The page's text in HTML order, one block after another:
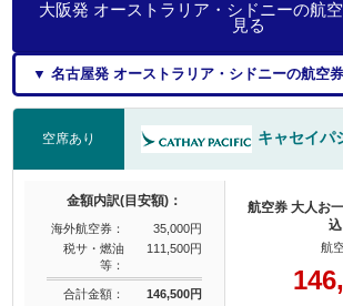
大阪発 オーストラリア・シドニーの航
見る
▼ 名古屋発 オーストラリア・シドニーの航空
空席あり キャセイパ
金額内訳(目安額)：
海外航空券：
35,000円
税サ・燃油
等：
111,500円
合計金額： 146,500円
航空券 大人お
込
航